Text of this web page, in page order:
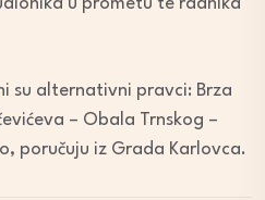
u prometu te radnika
su alternativni pravci: Brza
– Obala Trnskog –
poručuju iz Grada Karlovca.